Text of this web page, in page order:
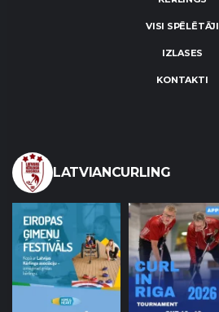
VISI SPĒLĒTĀJI
IZLASES
KONTAKTI
LATVIANCURLING